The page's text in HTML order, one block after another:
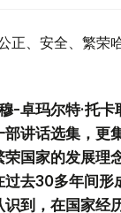
正、安全、繁荣
-卓玛尔特·托
讲话选集，更
国家的发展理
去30多年间
到，在国家经